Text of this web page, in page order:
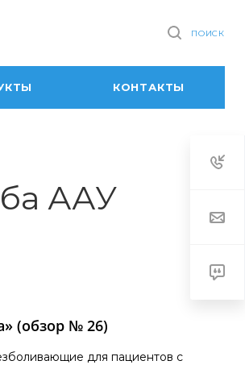
ПОИСК
КОНТАКТЫ
ААУ
(обзор № 26)
для пациентов с